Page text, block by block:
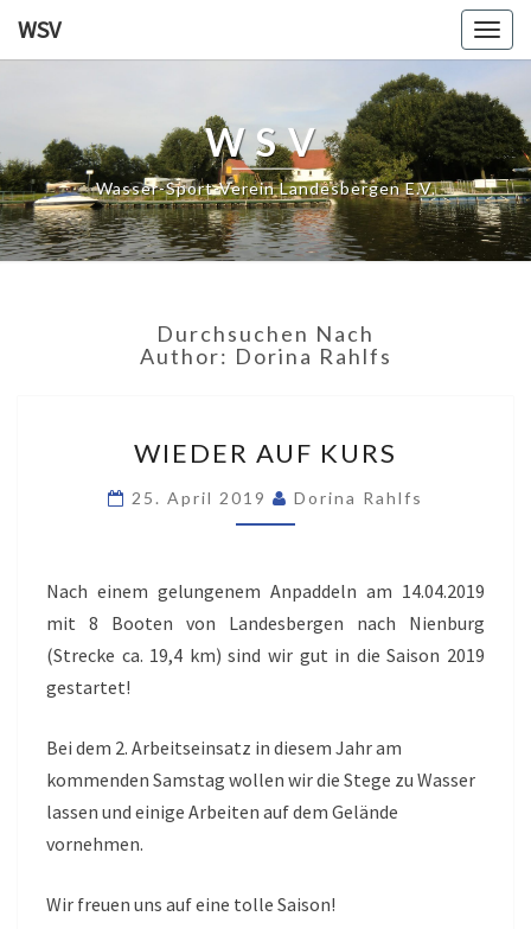
WSV
WSV
Wasser-Sport-Verein Landesbergen E.V.
Durchsuchen Nach
Author: Dorina Rahlfs
AUF
WIEDER AUF KURS
25. April 2019 Dorina Rahlfs
Nach einem gelungenem Anpaddeln am 14.04.2019
mit 8 Booten von Landesbergen nach Nienburg
(Strecke ca. 19,4 km) sind wir gut in die Saison 2019
gestartet!
Bei dem 2. Arbeitseinsatz in diesem Jahr am
kommenden Samstag wollen wir die Stege zu Wasser
lassen und einige Arbeiten auf dem Gelände
vornehmen.
Wir freuen uns auf eine tolle Saison!